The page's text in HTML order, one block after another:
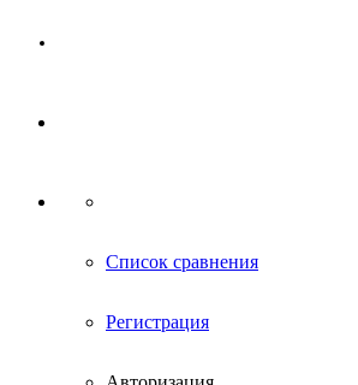
Список сравнения
Регистрация